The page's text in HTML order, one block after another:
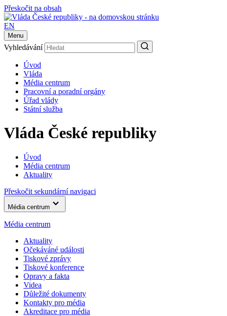
Přeskočit na obsah
EN
Menu
Vyhledávání
Úvod
Vláda
Média centrum
Pracovní a poradní orgány
Úřad vlády
Státní služba
Vláda České republiky
Úvod
Média centrum
Aktuality
Přeskočit sekundární navigaci
Média centrum
Média centrum
Aktuality
Očekáváné události
Tiskové zprávy
Tiskové konference
Opravy a fakta
Videa
Důležité dokumenty
Kontakty pro média
Akreditace pro média